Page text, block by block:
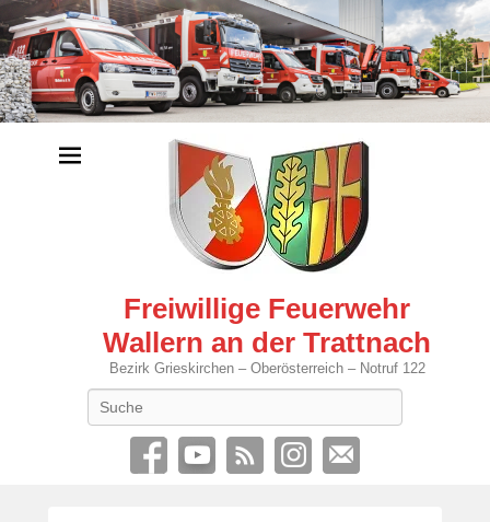
Freiwillige Feuerwehr
Wallern an der Trattnach
Bezirk Grieskirchen – Oberösterreich – Notruf 122